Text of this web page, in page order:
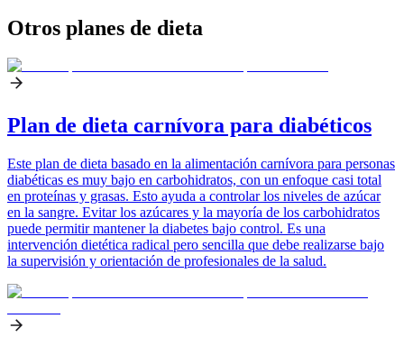
Otros planes de dieta
Plan de dieta carnívora para diabéticos
Este plan de dieta basado en la alimentación carnívora para personas
diabéticas es muy bajo en carbohidratos, con un enfoque casi total
en proteínas y grasas. Esto ayuda a controlar los niveles de azúcar
en la sangre. Evitar los azúcares y la mayoría de los carbohidratos
puede permitir mantener la diabetes bajo control. Es una
intervención dietética radical pero sencilla que debe realizarse bajo
la supervisión y orientación de profesionales de la salud.